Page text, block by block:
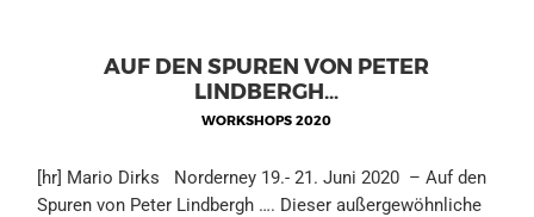
AUF DEN SPUREN VON PETER
LINDBERGH…
WORKSHOPS 2020
[hr] Mario Dirks Norderney 19.- 21. Juni 2020 – Auf den
Spuren von Peter Lindbergh …. Dieser außergewöhnliche